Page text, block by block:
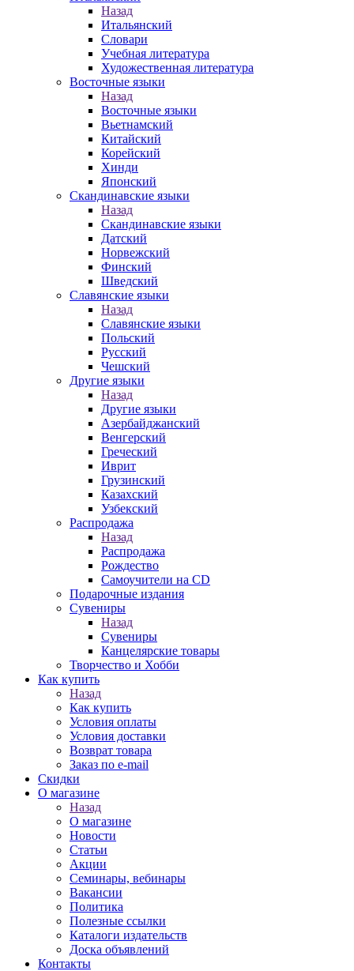
Назад
Итальянский
Словари
Учебная литература
Художественная литература
Восточные языки
Назад
Восточные языки
Вьетнамский
Китайский
Корейский
Хинди
Японский
Скандинавские языки
Назад
Скандинавские языки
Датский
Норвежский
Финский
Шведский
Славянские языки
Назад
Славянские языки
Польский
Русский
Чешский
Другие языки
Назад
Другие языки
Азербайджанский
Венгерский
Греческий
Иврит
Грузинский
Казахский
Узбекский
Распродажа
Назад
Распродажа
Рождество
Самоучители на CD
Подарочные издания
Сувениры
Назад
Сувениры
Канцелярские товары
Творчество и Хобби
Как купить
Назад
Как купить
Условия оплаты
Условия доставки
Возврат товара
Заказ по e-mail
Скидки
О магазине
Назад
О магазине
Новости
Статьи
Акции
Семинары, вебинары
Вакансии
Политика
Полезные ссылки
Каталоги издательств
Доска объявлений
Контакты